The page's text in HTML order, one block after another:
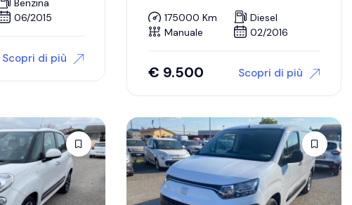
Benzina
06/2015
Scopri di più
175000 Km
Diesel
Manuale
02/2016
€ 9.500 Scopri di più